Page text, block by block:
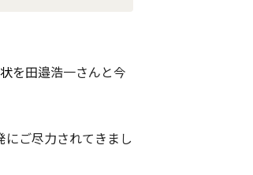
を田邉浩一さんと今
ご尽力されてきまし